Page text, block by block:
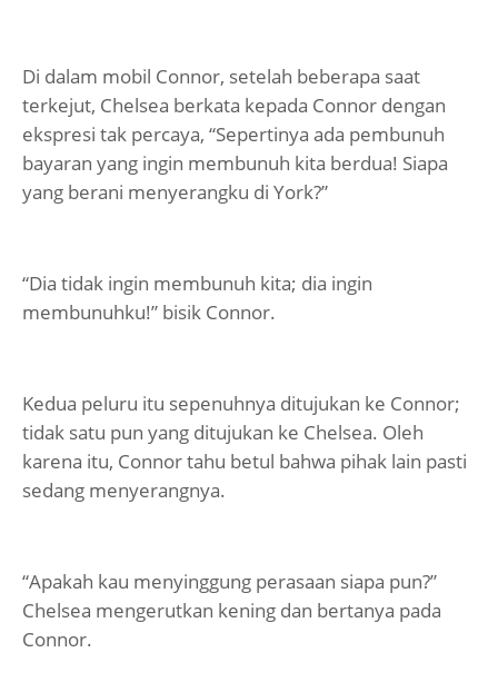
Di dalam mobil Connor, setelah beberapa saat
terkejut, Chelsea berkata kepada Connor dengan
ekspresi tak percaya, “Sepertinya ada pembunuh
bayaran yang ingin membunuh kita berdua! Siapa
yang berani menyerangku di York?”
“Dia tidak ingin membunuh kita; dia ingin
membunuhku!” bisik Connor.
Kedua peluru itu sepenuhnya ditujukan ke Connor;
tidak satu pun yang ditujukan ke Chelsea. Oleh
karena itu, Connor tahu betul bahwa pihak lain pasti
sedang menyerangnya.
“Apakah kau menyinggung perasaan siapa pun?”
Chelsea mengerutkan kening dan bertanya pada
Connor.